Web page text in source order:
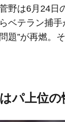
野は6月24日
ベテラン捕
題”が再燃。
パ上位